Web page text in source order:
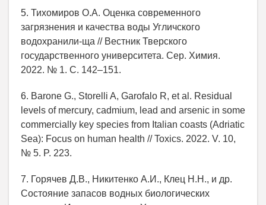
5. Тихомиров О.А. Оценка современного
загрязнения и качества воды Угличского
водохранили-ща // Вестник Тверского
государственного университета. Сер. Химия.
2022. № 1. С. 142–151.
6. Barone G., Storelli A, Garofalo R, et al. Residual
levels of mercury, cadmium, lead and arsenic in some
commercially key species from Italian coasts (Adriatic
Sea): Focus on human health // Toxics. 2022. V. 10,
№ 5. P. 223.
7. Горячев Д.В., Никитенко А.И., Клец Н.Н., и др.
Состояние запасов водных биологических